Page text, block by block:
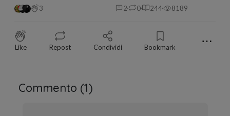
3 2 0 244 8189
Like Repost Condividi Bookmark ⋯
Commento (1)